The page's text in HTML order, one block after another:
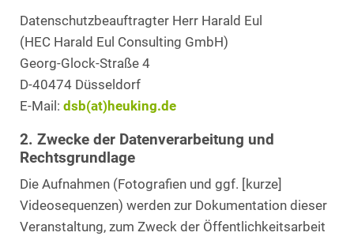
Datenschutzbeauftragter Herr Harald Eul
(HEC Harald Eul Consulting GmbH)
Georg-Glock-Straße 4
D-40474 Düsseldorf
E-Mail: dsb(at)heuking.de
2. Zwecke der Datenverarbeitung und
Rechtsgrundlage
Die Aufnahmen (Fotografien und ggf. [kurze]
Videosequenzen) werden zur Dokumentation dieser
Veranstaltung, zum Zweck der Öffentlichkeitsarbeit